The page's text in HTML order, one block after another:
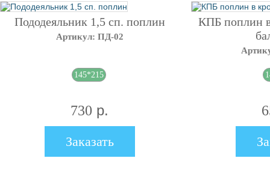
Пододеяльник 1,5 сп. поплин
Артикул: ПД-02
145*215
730 р.
Заказать
КПБ поплин